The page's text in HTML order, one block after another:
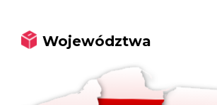
Województwa